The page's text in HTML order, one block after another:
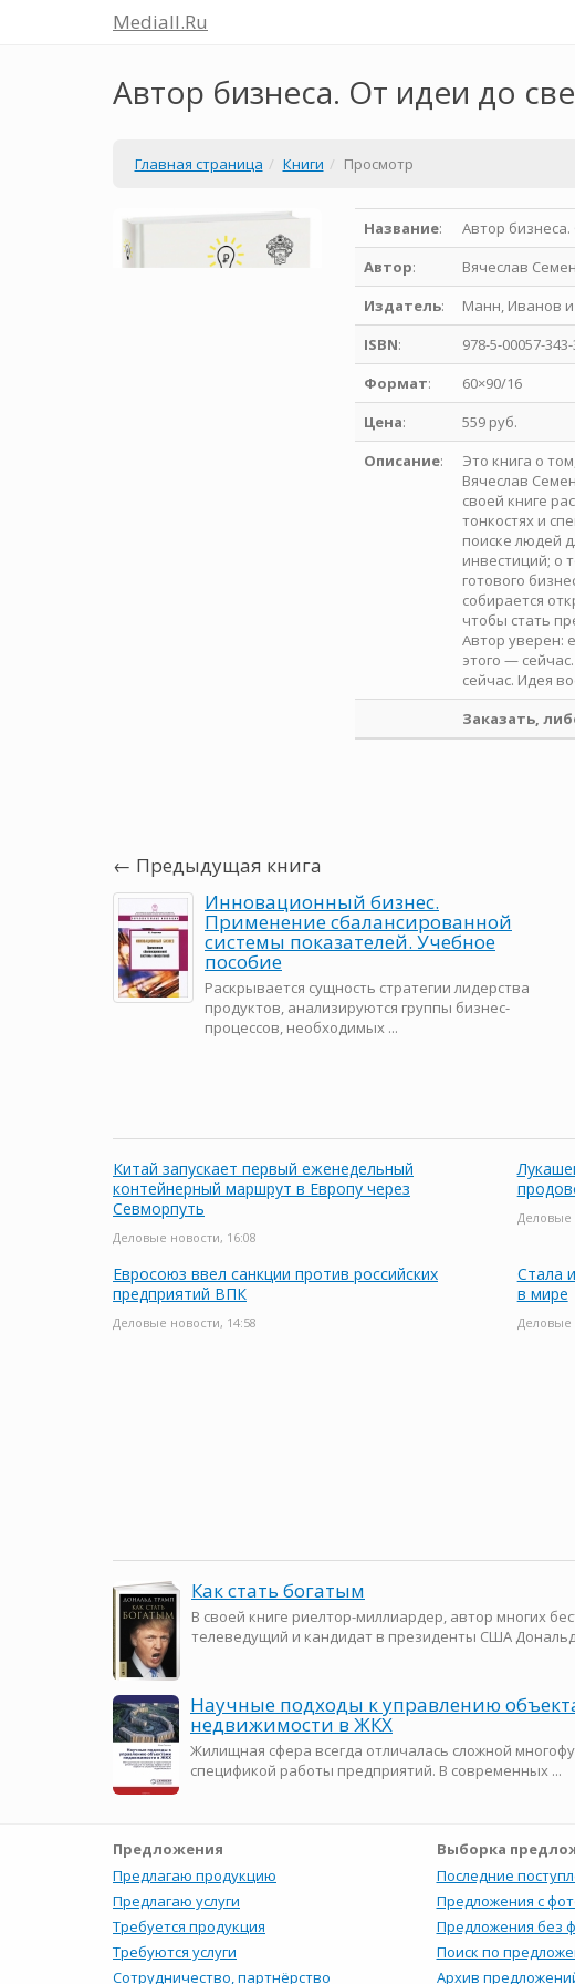
Mediall.Ru
Автор бизнеса. От идеи до
Главная страница Книги Просмотр
Название:
Автор
Автор:
Вячеслав
Издатель:
Манн, Иванов
ISBN:
978-5-00057-343-
Формат:
60×90/16
Цена:
559 руб.
Описание:
Это книга о
Вячеслав
своей книге
тонкостях и
поиске людей
инвестиций; о
готового
собирается
чтобы стать
Автор уверен:
этого —
сейчас. Идея
Заказать,
← Предыдущая книга
Инновационный бизнес.
Применение сбалансированной
системы показателей. Учебное
пособие
Раскрывается сущность стратегии лидерства
продуктов, анали­зируются группы бизнес-
процессов, необходимых ...
Китай запускает первый еженедельный
контейнерный маршрут в Европу через
Севморпуть
Деловые новости, 16:08
Деловые
Евросоюз ввел санкции против российских
предприятий ВПК
Деловые новости, 14:58
Стала
в мире
Деловые
Как стать богатым
В своей книге риелтор-миллиардер, автор многих
телеведущий и кандидат в президенты США
Научные подходы к управлению
недвижимости в ЖКХ
Жилищная сфера всегда отличалась сложной
спецификой работы предприятий. В современных ...
Предложения
Предлагаю продукцию
Предлагаю услуги
Требуется продукция
Требуются услуги
Сотрудничество, партнёрство
Выборка
Последние
Предложения с
Предложения без
Поиск по
Архив